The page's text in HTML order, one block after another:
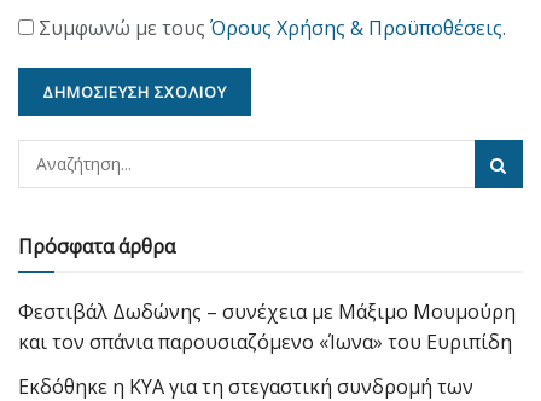
Συμφωνώ με τους Όρους Χρήσης & Προϋποθέσεις.
Πρόσφατα άρθρα
Φεστιβάλ Δωδώνης – συνέχεια με Μάξιμο Μουμούρη
και τον σπάνια παρουσιαζόμενο «Ίωνα» του Ευριπίδη
Εκδόθηκε η ΚΥΑ για τη στεγαστική συνδρομή των